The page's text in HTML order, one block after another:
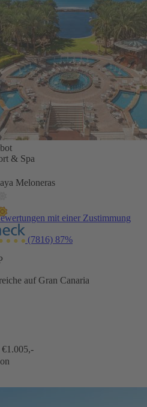
& Spa
Meloneras
mit einer Zustimmung
(7816) 87%
auf Gran Canaria
€1.005,-